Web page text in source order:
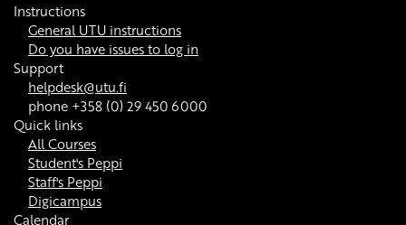
Instructions
General UTU instructions
Do you have issues to log in
Support
helpdesk@utu.fi
phone +358 (0) 29 450 6000
Quick links
All Courses
Student's Peppi
Staff's Peppi
Digicampus
Calendar